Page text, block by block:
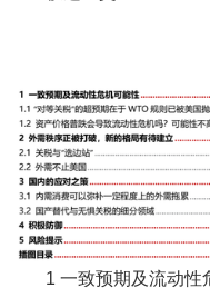
1 一致预期及流动性